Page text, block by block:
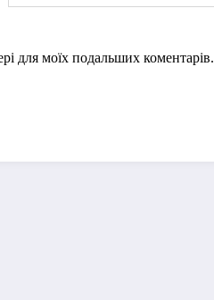
для моїх подальших коментарів.